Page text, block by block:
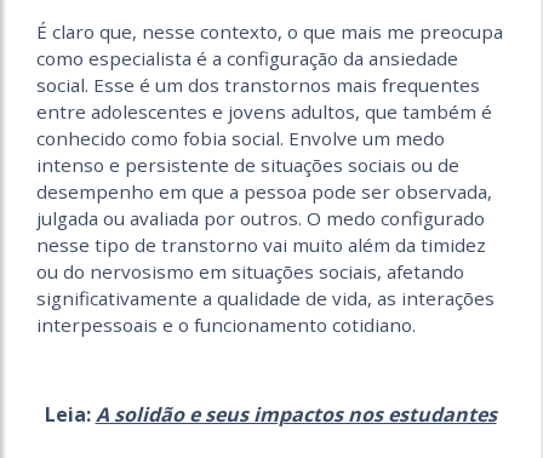
É claro que, nesse contexto, o que mais me preocupa
como especialista é a configuração da ansiedade
social. Esse é um dos transtornos mais frequentes
entre adolescentes e jovens adultos, que também é
conhecido como fobia social. Envolve um medo
intenso e persistente de situações sociais ou de
desempenho em que a pessoa pode ser observada,
julgada ou avaliada por outros. O medo configurado
nesse tipo de transtorno vai muito além da timidez
ou do nervosismo em situações sociais, afetando
significativamente a qualidade de vida, as interações
interpessoais e o funcionamento cotidiano.
Leia:A solidão e seus impactos nos estudantes